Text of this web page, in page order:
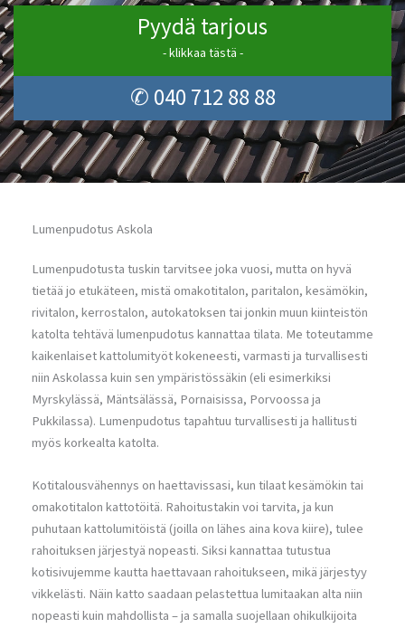
Pyydä tarjous
- klikkaa tästä -
✆ 040 712 88 88
Lumenpudotus Askola
Lumenpudotusta tuskin tarvitsee joka vuosi, mutta on hyvä
tietää jo etukäteen, mistä omakotitalon, paritalon, kesämökin,
rivitalon, kerrostalon, autokatoksen tai jonkin muun kiinteistön
katolta tehtävä lumenpudotus kannattaa tilata. Me toteutamme
kaikenlaiset kattolumityöt kokeneesti, varmasti ja turvallisesti
niin Askolassa kuin sen ympäristössäkin (eli esimerkiksi
Myrskylässä, Mäntsälässä, Pornaisissa, Porvoossa ja
Pukkilassa). Lumenpudotus tapahtuu turvallisesti ja hallitusti
myös korkealta katolta.
Kotitalousvähennys on haettavissasi, kun tilaat kesämökin tai
omakotitalon kattotöitä. Rahoitustakin voi tarvita, ja kun
puhutaan kattolumitöistä (joilla on lähes aina kova kiire), tulee
rahoituksen järjestyä nopeasti. Siksi kannattaa tutustua
kotisivujemme kautta haettavaan rahoitukseen, mikä järjestyy
vikkelästi. Näin katto saadaan pelastettua lumitaakan alta niin
nopeasti kuin mahdollista – ja samalla suojellaan ohikulkijoita